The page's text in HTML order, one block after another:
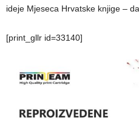
ideje Mjeseca Hrvatske knjige –
[print_gllr id=33140]